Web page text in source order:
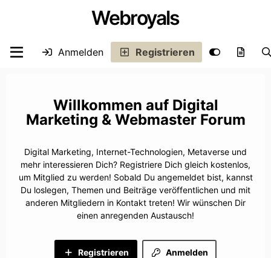
Webroyals
Anmelden Registrieren
Digital
Marketing & Webmaster Forum
Digital Marketing, Internet-Technologien, Metaverse und
mehr interessieren Dich? Registriere Dich gleich kostenlos,
um Mitglied zu werden! Sobald Du angemeldet bist, kannst
Du loslegen, Themen und Beiträge veröffentlichen und mit
anderen Mitgliedern in Kontakt treten! Wir wünschen Dir
einen anregenden Austausch!
Anmelden
Registrieren